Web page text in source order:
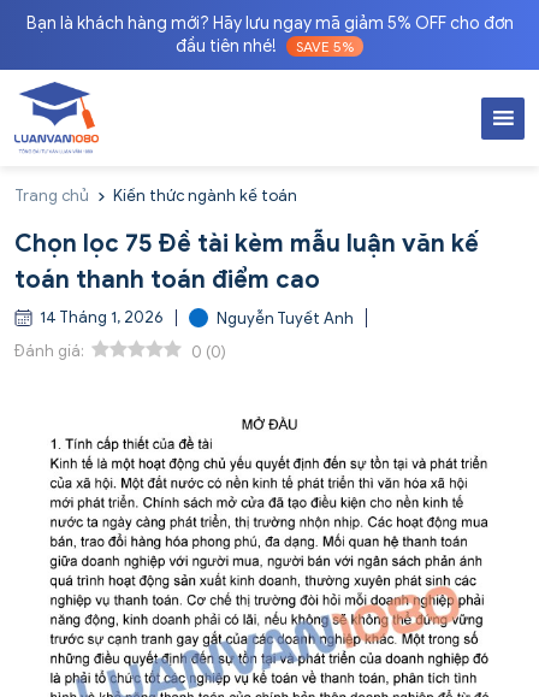
Bạn là khách hàng mới? Hãy lưu ngay mã giảm 5% OFF cho đơn
đầu tiên nhé!
SAVE 5%
Trang chủ Kiến thức ngành kế toán
Chọn lọc 75 Đề tài kèm mẫu luận văn kế
toán thanh toán điểm cao
14 Tháng 1, 2026
Nguyễn Tuyết Anh
Đánh giá:
0 (0)